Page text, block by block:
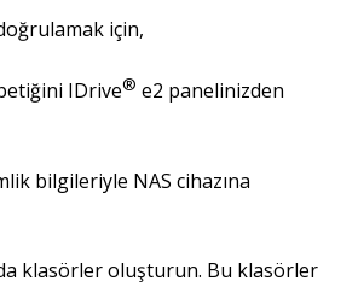
için,
IDrive® e2 panelinizden
bilgileriyle NAS cihazına
klasörler oluşturun. Bu klasörler